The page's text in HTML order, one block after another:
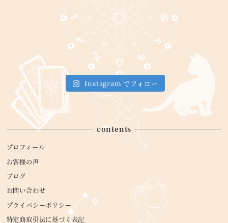
Instagram でフォロー
contents
プロフィール
お客様の声
ブログ
お問い合わせ
プライバシーポリシー
特定商取引法に基づく表記